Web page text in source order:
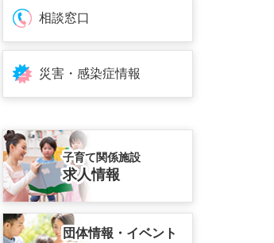
相談窓口
災害・感染症情報
子育て関係施設
求人情報
団体情報・イベント